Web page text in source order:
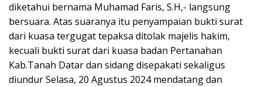
diketahui bernama Muhamad Faris, S.H,- langsung
bersuara. Atas suaranya itu penyampaian bukti surat
dari kuasa tergugat tepaksa ditolak majelis hakim,
kecuali bukti surat dari kuasa badan Pertanahan
Kab.Tanah Datar dan sidang disepakati sekaligus
diundur Selasa, 20 Agustus 2024 mendatang dan